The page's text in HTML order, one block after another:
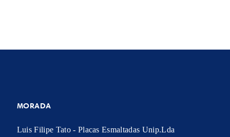
MORADA
Luis Filipe Tato - Placas Esmaltadas Unip.Lda